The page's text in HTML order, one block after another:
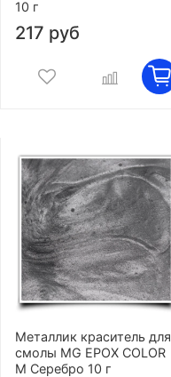
10 г
217 руб
Металлик краситель для
смолы MG EPOX COLOR
M Серебро 10 г